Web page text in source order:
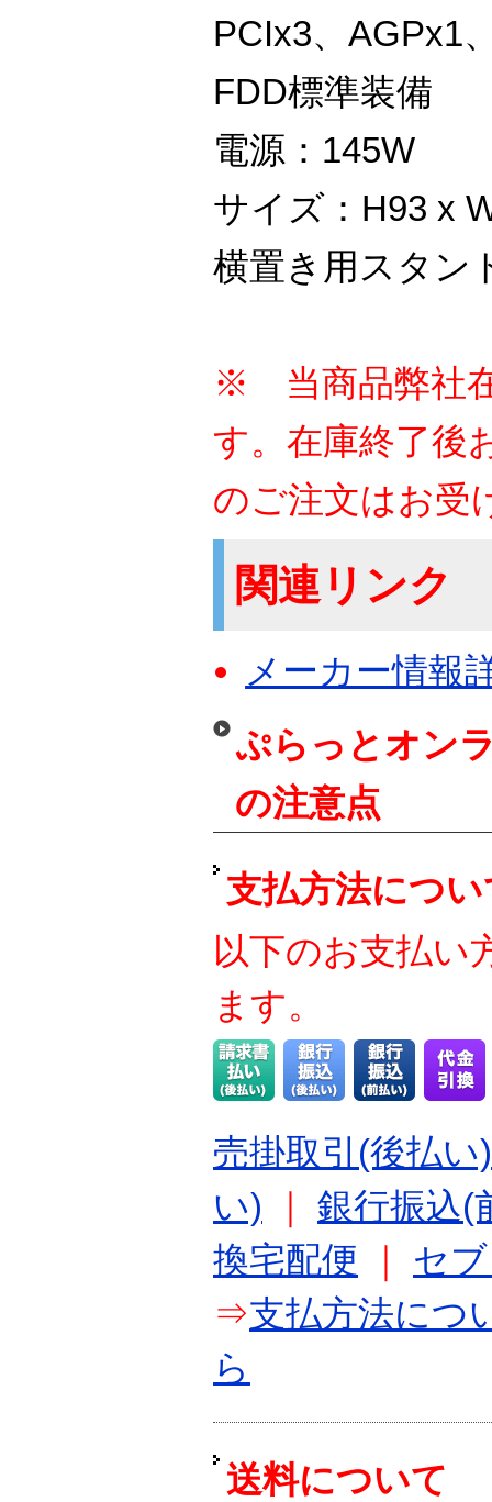
PCIx3、AGPx1
FDD標準装備
電源：145W
サイズ：H93 x
横置き用スタン
※ 当商品弊社
す。在庫終了後
のご注文はお受
関連リンク
メーカー情報
ぷらっとオン
の注意点
支払方法につい
以下のお支払い
ます。
売掛取引(後払い)
い) ｜ 銀行振込(
換宅配便 ｜ セ
⇒支払方法につ
ら
送料について